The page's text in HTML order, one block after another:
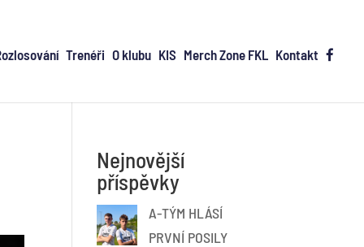
Trenéři O klubu KIS Merch Zone FKL Kontakt
Nejnovější
příspěvky
A-TÝM HLÁSÍ
PRVNÍ POSILY